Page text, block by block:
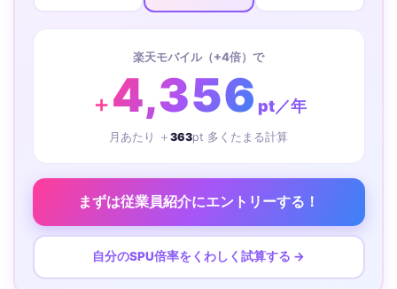
楽天モバイル（+4倍）で
＋ 4,356 pt／年
月あたり ＋ 363pt 多くたまる計算
まずは従業員紹介にエントリーする！
自分のSPU倍率をくわしく試算する →